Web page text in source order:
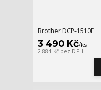
Brother DCP-1510E
3 490 Kč/ks
2 884 Kč bez DPH